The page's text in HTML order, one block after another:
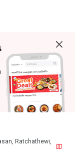
Ratchathewi,